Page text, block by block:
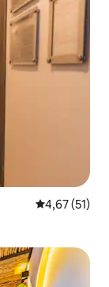
Gemiddelde
4,67 (51)